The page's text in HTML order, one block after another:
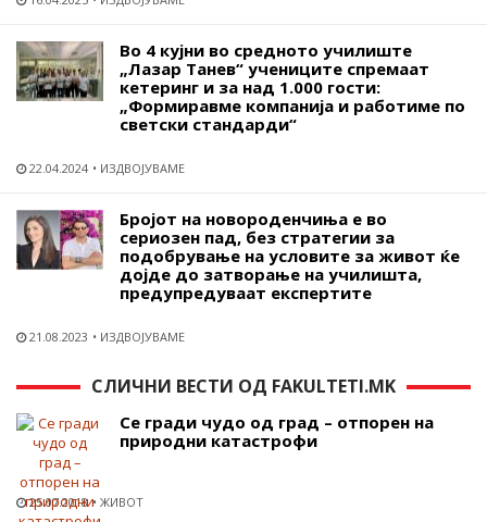
Во 4 кујни во средното училиште
„Лазар Танев“ учениците спремаат
кетеринг и за над 1.000 гости:
„Формиравме компанија и работиме по
светски стандарди“
22.04.2024 ИЗДВОЈУВАМЕ
Бројот на новороденчиња е во
сериозен пад, без стратегии за
подобрување на условите за живот ќе
дојде до затворање на училишта,
предупредуваат експертите
21.08.2023 ИЗДВОЈУВАМЕ
СЛИЧНИ ВЕСТИ ОД FAKULTETI.MK
Се гради чудо од град – отпорен на
природни катастрофи
25.07.2018 ЖИВОТ